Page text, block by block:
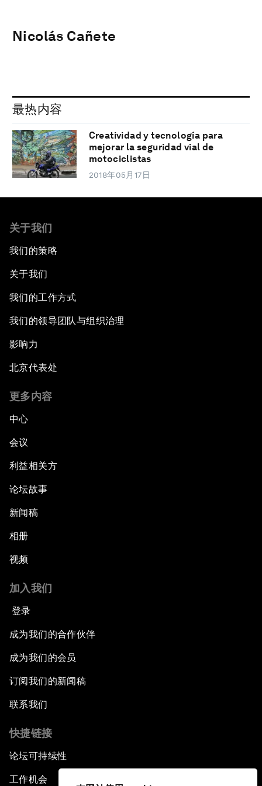
Nicolás Cañete
最热内容
Creatividad y tecnología para
mejorar la seguridad vial de
motociclistas
2018年05月17日
关于我们
我们的策略
关于我们
我们的工作方式
我们的领导团队与组织治理
影响力
北京代表处
更多内容
中心
会议
利益相关方
论坛故事
新闻稿
相册
视频
加入我们
登录
成为我们的合作伙伴
成为我们的会员
订阅我们的新闻稿
联系我们
快捷链接
论坛可持续性
工作机会